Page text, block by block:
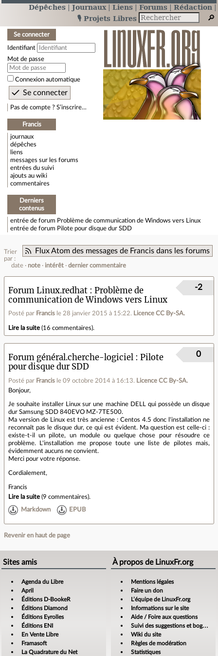
Dépêches Journaux Liens Forums
Rédaction
🎙️ Projets Libres
Se connecter
Identifiant
Mot de passe
Connexion automatique
Pas de compte ? S’inscrire…
Francis
journaux
dépêches
liens
messages sur les forums
entrées du suivi
ajouts au wiki
commentaires
Derniers
contenus
entrée de forum Problème de communication de Windows vers Linux
entrée de forum Pilote pour disque dur SDD
Flux Atom des messages de Francis dans les forums
Trier
par :
date
note intérêt dernier commentaire
Forum Linux.redhat
Problème de
communication de Windows vers Linux
Posté par Francis le 28 janvier 2015 à 15:22. Licence CC By‑SA.
-2
Lire la suite (16 commentaires).
Forum général.cherche-logiciel
Pilote
pour disque dur SDD
Posté par Francis le 09 octobre 2014 à 16:13. Licence CC By‑SA.
0
Bonjour,
Je souhaite installer Linux sur une machine DELL qui possède un disque
dur Samsung SDD 840EVO MZ-7TE500.
Ma version de Linux est très ancienne : Centos 4.5 donc l'installation ne
reconnaît pas le disque dur, ce qui est évident. Ma question est celle-ci :
existe-t-il un pilote, un module ou quelque chose pour résoudre ce
problème. L'installation me propose toute une liste de pilotes mais,
évidemment aucuns ne convient.
Merci pour votre réponse.
Cordialement,
Francis
Lire la suite (9 commentaires).
Markdown EPUB
Revenir en haut de page
Sites amis
Agenda du Libre
April
Éditions D-BookeR
Éditions Diamond
Éditions Eyrolles
Éditions ENI
En Vente Libre
Framasoft
La Quadrature du Net
À propos de LinuxFr.org
Mentions légales
Faire un don
L’équipe de LinuxFr.org
Informations sur le site
Aide / Foire aux questions
Suivi des suggestions et bogues
Wiki du site
Règles de modération
Statistiques